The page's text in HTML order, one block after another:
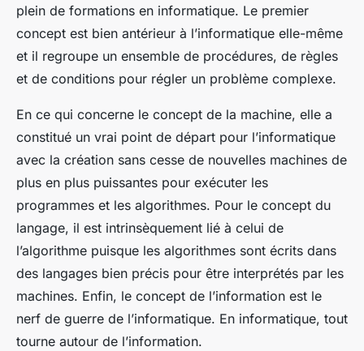
plein de formations en informatique. Le premier
concept est bien antérieur à l’informatique elle-même
et il regroupe un ensemble de procédures, de règles
et de conditions pour régler un problème complexe.
En ce qui concerne le concept de la machine, elle a
constitué un vrai point de départ pour l’informatique
avec la création sans cesse de nouvelles machines de
plus en plus puissantes pour exécuter les
programmes et les algorithmes. Pour le concept du
langage, il est intrinsèquement lié à celui de
l’algorithme puisque les algorithmes sont écrits dans
des langages bien précis pour être interprétés par les
machines. Enfin, le concept de l’information est le
nerf de guerre de l’informatique. En informatique, tout
tourne autour de l’information.